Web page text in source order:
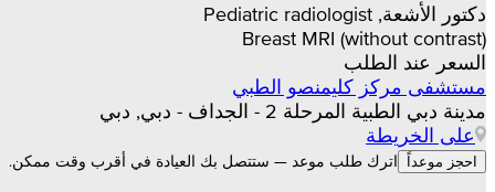
دكتور الأشعة, Pediatric radiologist
Breast MRI (without contrast)
السعر عند الطلب
مستشفى مركز كليمنصو الطبي
مدينة دبي الطبية المرحلة 2 - الجداف - دبي, دبي
على الخريطة
احجز موعداً اترك طلب موعد — ستتصل بك العيادة في أقرب وقت ممكن.